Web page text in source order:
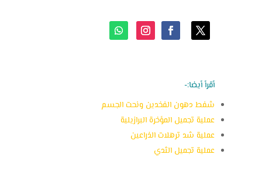
أقرأ أيضا:-
شفط دهون الفخدين ونحت الجسم
عملية تجميل المؤخرة البرازيلية
عملية شد ترهلات الذراعين
عملية تجميل الثدي